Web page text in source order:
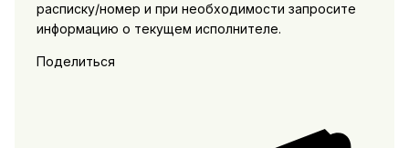
расписку/номер и при необходимости запросите
информацию о текущем исполнителе.
Поделиться